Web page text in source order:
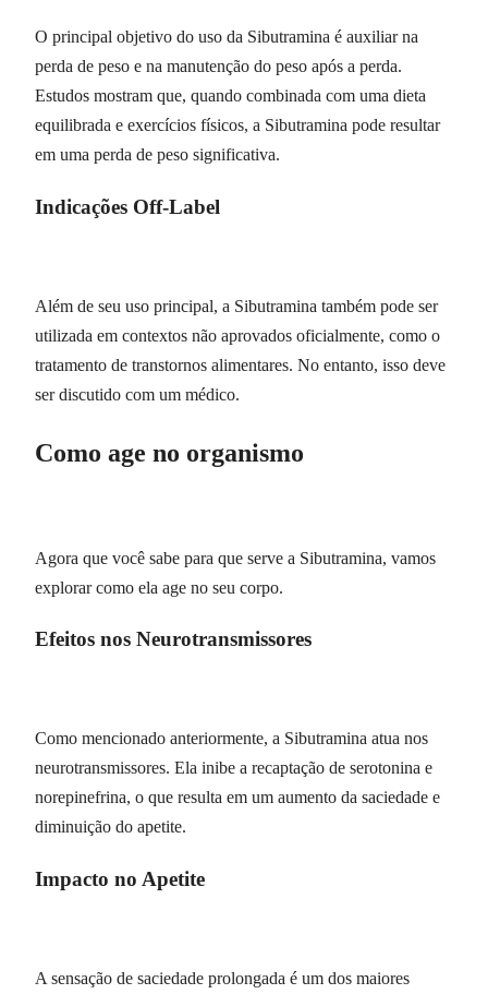
O principal objetivo do uso da Sibutramina é auxiliar na
perda de peso e na manutenção do peso após a perda.
Estudos mostram que, quando combinada com uma dieta
equilibrada e exercícios físicos, a Sibutramina pode resultar
em uma perda de peso significativa.
Indicações Off-Label
Além de seu uso principal, a Sibutramina também pode ser
utilizada em contextos não aprovados oficialmente, como o
tratamento de transtornos alimentares. No entanto, isso deve
ser discutido com um médico.
Como age no organismo
Agora que você sabe para que serve a Sibutramina, vamos
explorar como ela age no seu corpo.
Efeitos nos Neurotransmissores
Como mencionado anteriormente, a Sibutramina atua nos
neurotransmissores. Ela inibe a recaptação de serotonina e
norepinefrina, o que resulta em um aumento da saciedade e
diminuição do apetite.
Impacto no Apetite
A sensação de saciedade prolongada é um dos maiores